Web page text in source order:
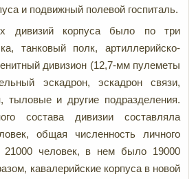
и подвижный полевой госпиталь.
дивизий корпуса было по три
танковый полк, артиллерийско-
дивизион (12,7-мм пулеметы
эскадрон, эскадрон связи,
тыловые и другие подразделения.
состава дивизии составляла
общая численность личного
21000 человек, в нем было 19000
кавалерийские корпуса в новой